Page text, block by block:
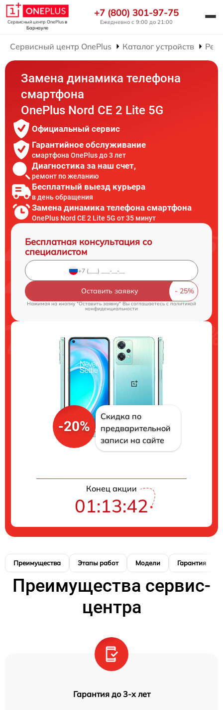
Сервисный центр OnePlusв
Барнауле
+7 (800) 301-97-75
Ежедневно с 9:00 до 21:00
Сервисный центр OnePlus Каталог устройств
Замена динамика телефона
смартфона
OnePlus Nord CE 2 Lite 5G
Официальный сервис
Гарантийное обслуживание
смартфона OnePlus до 3 лет
Диагностика за наш счет,
ремонт по желанию
Бесплатный выезд курьера
в день обращения
Замена динамика телефона смартфона
OnePlus Nord CE 2 Lite 5G от 35 минут
Бесплатная консультация со
специалистом
Оставить заявку
Нажимая на кнопку "Оставить заявку" Вы соглашаетесь c политикой
конфиденциальности
-20%
Скидка по
предварительной
записи на сайте
Конец акции
01:13:41
Преимущества Этапы работ Модели Гарантия
Преимущества сервис-
центра
Гарантия до 3-х лет